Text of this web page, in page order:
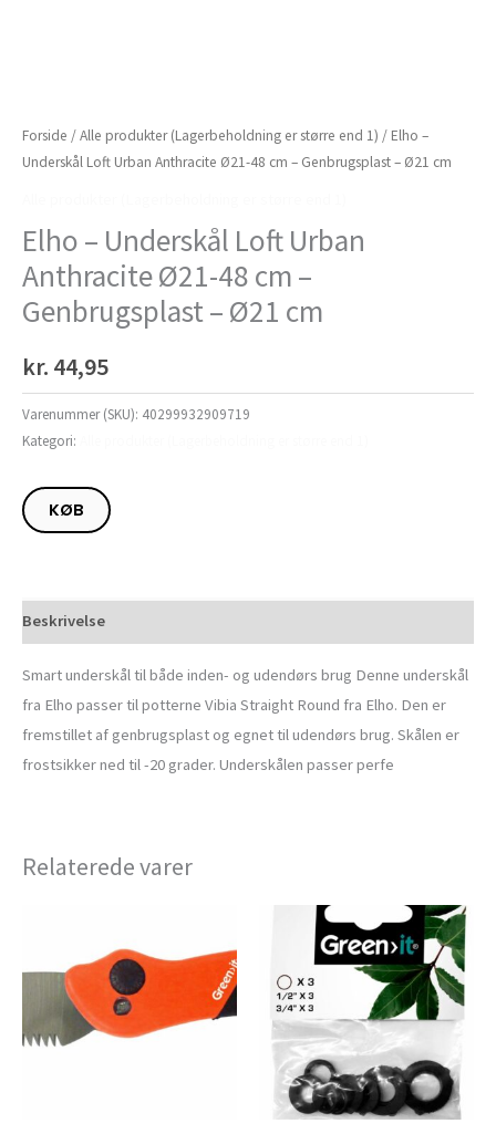
Forside /Alle produkter (Lagerbeholdning er større end 1) / Elho –
Underskål Loft Urban Anthracite Ø21-48 cm – Genbrugsplast – Ø21 cm
Elho – Underskål Loft Urban
Anthracite Ø21-48 cm –
Genbrugsplast – Ø21 cm
kr. 44,95
Varenummer (SKU): 40299932909719
Kategori:
KØB
Beskrivelse
Smart underskål til både inden- og udendørs brug Denne underskål
fra Elho passer til potterne Vibia Straight Round fra Elho. Den er
fremstillet af genbrugsplast og egnet til udendørs brug. Skålen er
frostsikker ned til -20 grader. Underskålen passer perfe
Relaterede varer